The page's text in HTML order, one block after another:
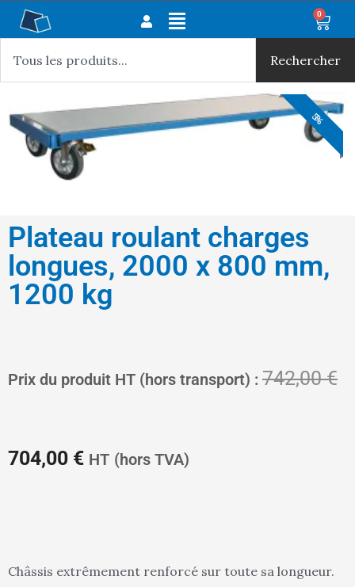
Aller
contenu
Main
0
Rechercher
5%
5%
5%
5%
5%
5%
5%
Plateau roulant charges
longues, 2000 x 800 mm,
1200 kg
Prix du produit HT (hors transport) : 742,00€
704,00 €
Le
prix
HT (hors TVA)
Châssis extrêmement renforcé sur toute sa longueur.